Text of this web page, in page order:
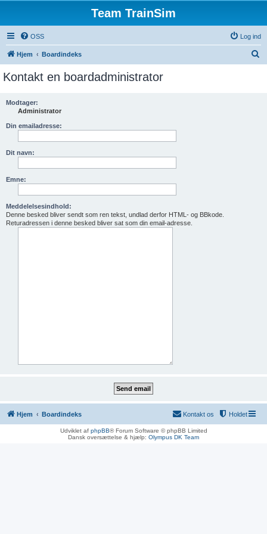
Team TrainSim
OSS Log ind
Hjem Boardindeks
Kontakt en boardadministrator
Modtager:
Administrator
Din emailadresse:
Dit navn:
Emne:
Meddelelsesindhold:
Denne besked bliver sendt som ren tekst, undlad derfor HTML- og BBkode.
Returadressen i denne besked bliver sat som din email-adresse.
Hjem Boardindeks Holdet
Kontakt os
Udviklet af phpBB® Forum Software © phpBB Limited
Dansk oversættelse & hjælp: Olympus DK Team